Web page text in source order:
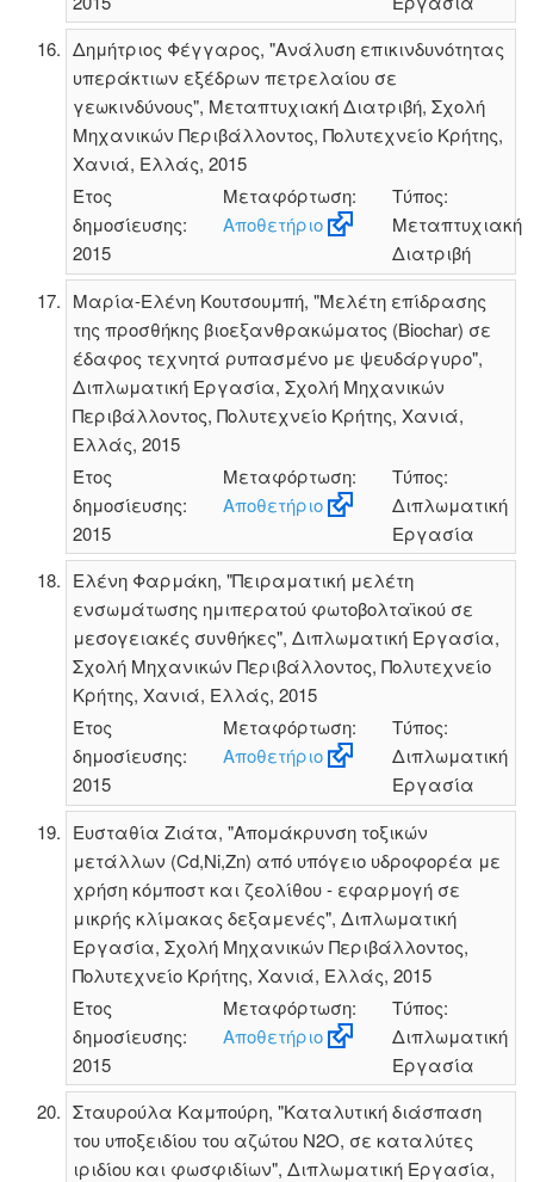
Δημήτριος Φέγγαρος, "Ανάλυση επικινδυνότητας
υπεράκτιων εξέδρων πετρελαίου σε
γεωκινδύνους", Μεταπτυχιακή Διατριβή, Σχολή
Μηχανικών Περιβάλλοντος, Πολυτεχνείο Κρήτης,
Χανιά, Ελλάς, 2015
Έτος
δημοσίευσης:
2015
Μεταφόρτωση:
Αποθετήριο
Τύπος:
Μεταπτυχιακή
Διατριβή
Μαρία-Ελένη Κουτσουμπή, "Μελέτη επίδρασης
της προσθήκης βιοεξανθρακώματος (Biochar) σε
έδαφος τεχνητά ρυπασμένο με ψευδάργυρο",
Διπλωματική Εργασία, Σχολή Μηχανικών
Περιβάλλοντος, Πολυτεχνείο Κρήτης, Χανιά,
Ελλάς, 2015
Έτος
δημοσίευσης:
2015
Μεταφόρτωση:
Αποθετήριο
Τύπος:
Διπλωματική
Εργασία
Ελένη Φαρμάκη, "Πειραματική μελέτη
ενσωμάτωσης ημιπερατού φωτοβολταϊκού σε
μεσογειακές συνθήκες", Διπλωματική Εργασία,
Σχολή Μηχανικών Περιβάλλοντος, Πολυτεχνείο
Κρήτης, Χανιά, Ελλάς, 2015
Έτος
δημοσίευσης:
2015
Μεταφόρτωση:
Αποθετήριο
Τύπος:
Διπλωματική
Εργασία
Ευσταθία Ζιάτα, "Απομάκρυνση τοξικών
μετάλλων (Cd,Ni,Zn) από υπόγειο υδροφορέα με
χρήση κόμποστ και ζεολίθου - εφαρμογή σε
μικρής κλίμακας δεξαμενές", Διπλωματική
Εργασία, Σχολή Μηχανικών Περιβάλλοντος,
Πολυτεχνείο Κρήτης, Χανιά, Ελλάς, 2015
Έτος
δημοσίευσης:
2015
Μεταφόρτωση:
Αποθετήριο
Τύπος:
Διπλωματική
Εργασία
Σταυρούλα Καμπούρη, "Καταλυτική διάσπαση
του υποξειδίου του αζώτου Ν2Ο, σε καταλύτες
ιριδίου και φωσφιδίων", Διπλωματική Εργασία,